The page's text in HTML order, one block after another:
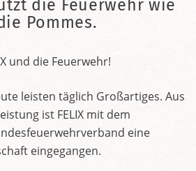
die Feuerwehr wie
Pommes.
und die Feuerwehr!
leisten täglich Großartiges. Aus
ist FELIX mit dem
eine
eingegangen.